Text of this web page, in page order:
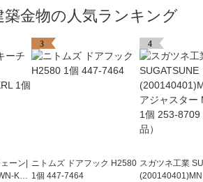
金物の人気ランキング
ーン|
KRL
3
ニトムズ ドアフック H2580
1個 447-7464
4
スガツネ工業